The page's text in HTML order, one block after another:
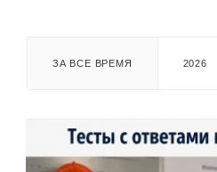
ЗА ВСЕ ВРЕМЯ 2026